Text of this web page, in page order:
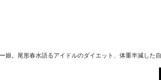
娘。尾形春水語るアイドルのダイエット、体重半減した